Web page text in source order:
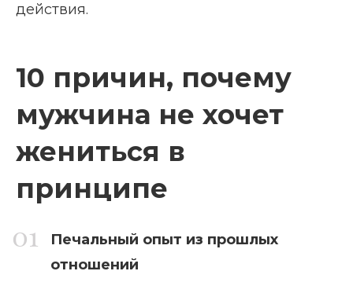
действия.
10 причин, почему
мужчина не хочет
жениться в
принципе
Печальный опыт из прошлых
отношений